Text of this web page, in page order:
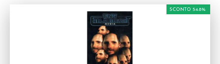
SCONTO 54.8%